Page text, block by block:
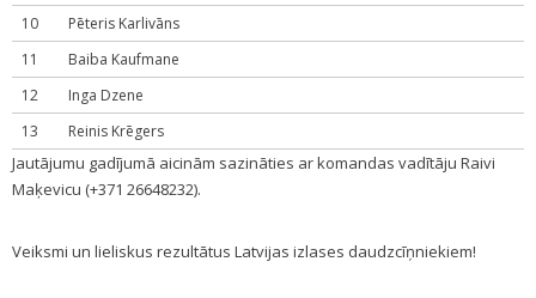
10
Pēteris Karlivāns
11
Baiba Kaufmane
12
Inga Dzene
13
Reinis Krēgers
Jautājumu gadījumā aicinām sazināties ar komandas vadītāju Raivi
Maķevicu (+371 26648232).
Veiksmi un lieliskus rezultātus Latvijas izlases daudzcīņniekiem!